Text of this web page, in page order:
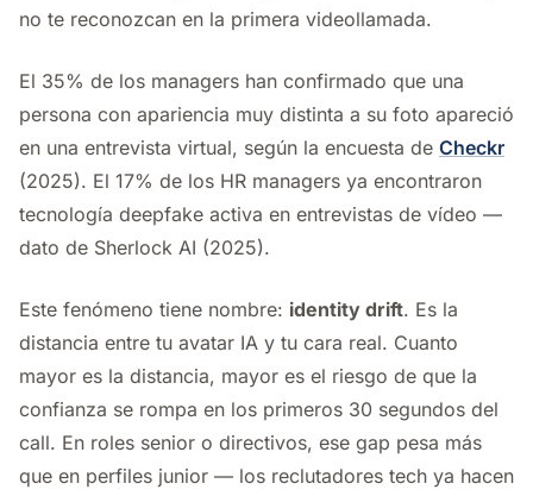
no te reconozcan en la primera videollamada.
El 35% de los managers han confirmado que una
persona con apariencia muy distinta a su foto apareció
en una entrevista virtual, según la encuesta de Checkr
(2025). El 17% de los HR managers ya encontraron
tecnología deepfake activa en entrevistas de vídeo —
dato de Sherlock AI (2025).
Este fenómeno tiene nombre: identity drift. Es la
distancia entre tu avatar IA y tu cara real. Cuanto
mayor es la distancia, mayor es el riesgo de que la
confianza se rompa en los primeros 30 segundos del
call. En roles senior o directivos, ese gap pesa más
que en perfiles junior — los reclutadores tech ya hacen